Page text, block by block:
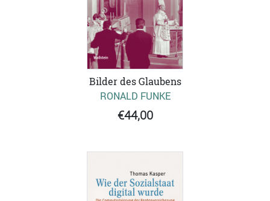
Bilder des Glaubens
RONALD FUNKE
€44,00